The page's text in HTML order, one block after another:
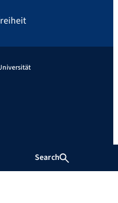
Search